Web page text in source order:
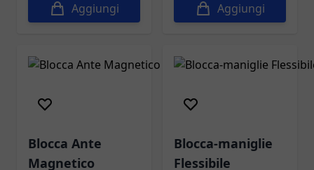
Aggiungi Aggiungi
Blocca Ante
Magnetico
Blocca-maniglie
Flessibile